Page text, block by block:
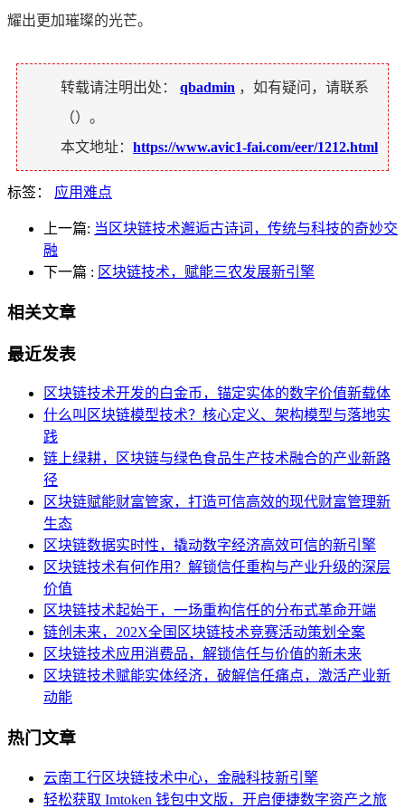
耀出更加璀璨的光芒。
转载请注明出处： qbadmin ，如有疑问，请联系
（）。
本文地址： https://www.avic1-fai.com/eer/1212.html
标签： 应用难点
上一篇: 当区块链技术邂逅古诗词，传统与科技的奇妙交
融
下一篇 : 区块链技术，赋能三农发展新引擎
相关文章
最近发表
区块链技术开发的白金币，锚定实体的数字价值新载体
什么叫区块链模型技术？核心定义、架构模型与落地实
践
链上绿耕，区块链与绿色食品生产技术融合的产业新路
径
区块链赋能财富管家，打造可信高效的现代财富管理新
生态
区块链数据实时性，撬动数字经济高效可信的新引擎
区块链技术有何作用？解锁信任重构与产业升级的深层
价值
区块链技术起始于，一场重构信任的分布式革命开端
链创未来，202X全国区块链技术竞赛活动策划全案
区块链技术应用消费品，解锁信任与价值的新未来
区块链技术赋能实体经济，破解信任痛点，激活产业新
动能
热门文章
云南工行区块链技术中心，金融科技新引擎
轻松获取 Imtoken 钱包中文版，开启便捷数字资产之旅